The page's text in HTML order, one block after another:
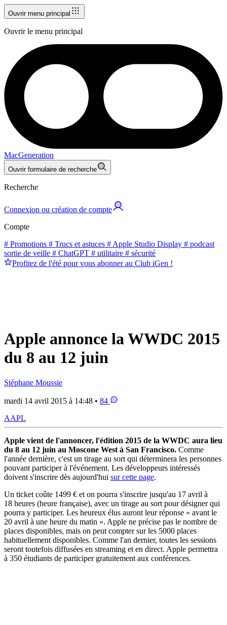
Ouvrir menu principal
Ouvrir le menu principal
MacGeneration
Ouvrir formulaire de recherche
Recherche
Connexion ou création de compte
Compte
# Promotions # Trucs et astuces # Apple Studio Display # podcast
sortie de veille # ChatGPT # utilitaire # sécurité
Profitez de l'été pour vous abonner au Club iGen !
Apple annonce la WWDC 2015
du 8 au 12 juin
Stéphane Moussie
mardi 14 avril 2015 à 14:48 • 84
AAPL
Apple vient de l'annoncer, l'édition 2015 de la WWDC aura lieu
du 8 au 12 juin au Moscone West à San Francisco. Comme
l'année dernière, c'est un tirage au sort qui déterminera les personnes
pouvant participer à l'événement. Les développeurs intéressés
doivent s'inscrire dès aujourd'hui sur cette page.
Un ticket coûte 1499 € et on pourra s'inscrire jusqu'au 17 avril à
18 heures (heure française), avec un tirage au sort pour désigner qui
pourra y participer. Les heureux élus auront leur réponse « avant le
20 avril à une heure du matin ». Apple ne précise pas le nombre de
places disponibles, mais on peut compter sur les 5000 places
habituellement disponibles. Comme l'an dernier, toutes les sessions
seront toutefois diffusées en streaming et en direct. Apple permettra
à 350 étudiants de participer gratuitement aux conférences.